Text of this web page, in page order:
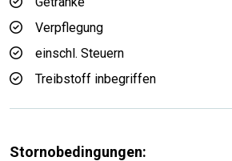
Verpflegung
einschl. Steuern
Treibstoff inbegriffen
Stornobedingungen: